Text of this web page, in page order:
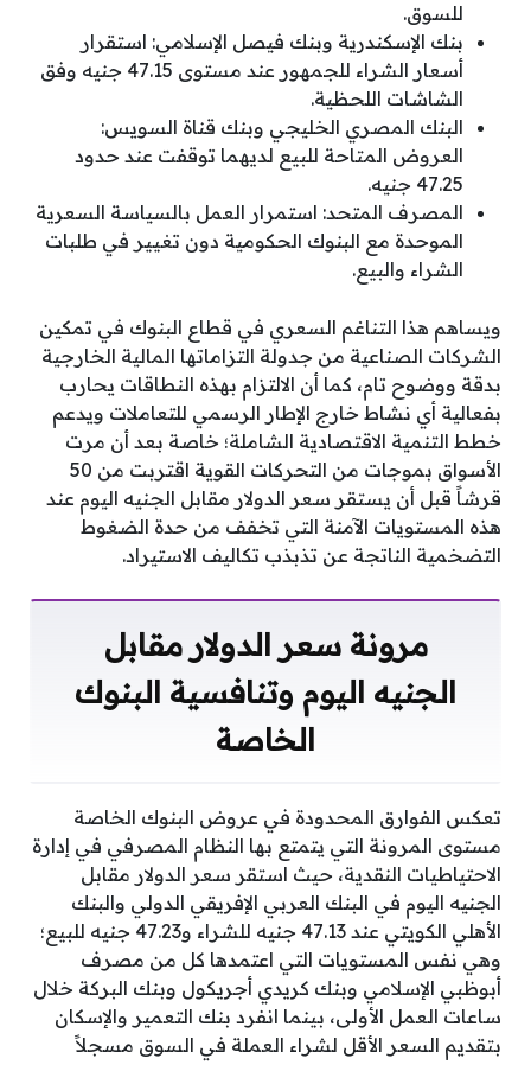
للسوق.
بنك الإسكندرية وبنك فيصل الإسلامي: استقرار
أسعار الشراء للجمهور عند مستوى 47.15 جنيه وفق
الشاشات اللحظية.
البنك المصري الخليجي وبنك قناة السويس:
العروض المتاحة للبيع لديهما توقفت عند حدود
47.25 جنيه.
المصرف المتحد: استمرار العمل بالسياسة السعرية
الموحدة مع البنوك الحكومية دون تغيير في طلبات
الشراء والبيع.
ويساهم هذا التناغم السعري في قطاع البنوك في تمكين
الشركات الصناعية من جدولة التزاماتها المالية الخارجية
بدقة ووضوح تام، كما أن الالتزام بهذه النطاقات يحارب
بفعالية أي نشاط خارج الإطار الرسمي للتعاملات ويدعم
خطط التنمية الاقتصادية الشاملة؛ خاصة بعد أن مرت
الأسواق بموجات من التحركات القوية اقتربت من 50
قرشاً قبل أن يستقر سعر الدولار مقابل الجنيه اليوم عند
هذه المستويات الآمنة التي تخفف من حدة الضغوط
التضخمية الناتجة عن تذبذب تكاليف الاستيراد.
مرونة سعر الدولار مقابل
الجنيه اليوم وتنافسية البنوك
الخاصة
تعكس الفوارق المحدودة في عروض البنوك الخاصة
مستوى المرونة التي يتمتع بها النظام المصرفي في إدارة
الاحتياطيات النقدية، حيث استقر سعر الدولار مقابل
الجنيه اليوم في البنك العربي الإفريقي الدولي والبنك
الأهلي الكويتي عند 47.13 جنيه للشراء و47.23 جنيه للبيع؛
وهي نفس المستويات التي اعتمدها كل من مصرف
أبوظبي الإسلامي وبنك كريدي أجريكول وبنك البركة خلال
ساعات العمل الأولى، بينما انفرد بنك التعمير والإسكان
بتقديم السعر الأقل لشراء العملة في السوق مسجلاً